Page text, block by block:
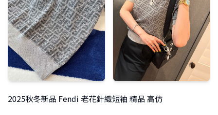
2025秋冬新品 Fendi 老花針織短袖 精品 高仿